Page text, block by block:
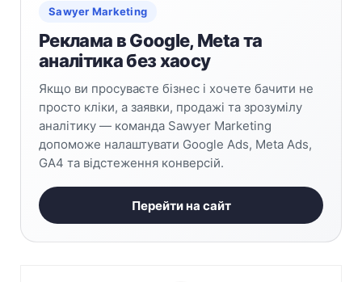
Sawyer Marketing
Реклама в Google, Meta та
аналітика без хаосу
Якщо ви просуваєте бізнес і хочете бачити не
просто кліки, а заявки, продажі та зрозумілу
аналітику — команда Sawyer Marketing
допоможе налаштувати Google Ads, Meta Ads,
GA4 та відстеження конверсій.
Перейти на сайт